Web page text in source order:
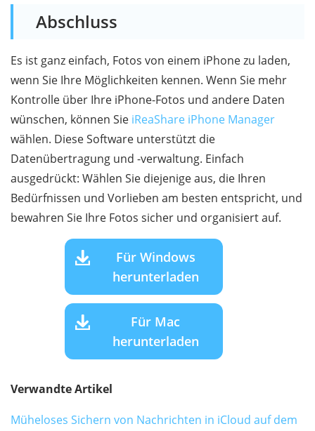
Abschluss
Es ist ganz einfach, Fotos von einem iPhone zu laden,
wenn Sie Ihre Möglichkeiten kennen. Wenn Sie mehr
Kontrolle über Ihre iPhone-Fotos und andere Daten
wünschen, können Sie iReaShare iPhone Manager
wählen. Diese Software unterstützt die
Datenübertragung und -verwaltung. Einfach
ausgedrückt: Wählen Sie diejenige aus, die Ihren
Bedürfnissen und Vorlieben am besten entspricht, und
bewahren Sie Ihre Fotos sicher und organisiert auf.
Für Windows
herunterladen
Für Mac
herunterladen
Verwandte Artikel
Müheloses Sichern von Nachrichten in iCloud auf dem